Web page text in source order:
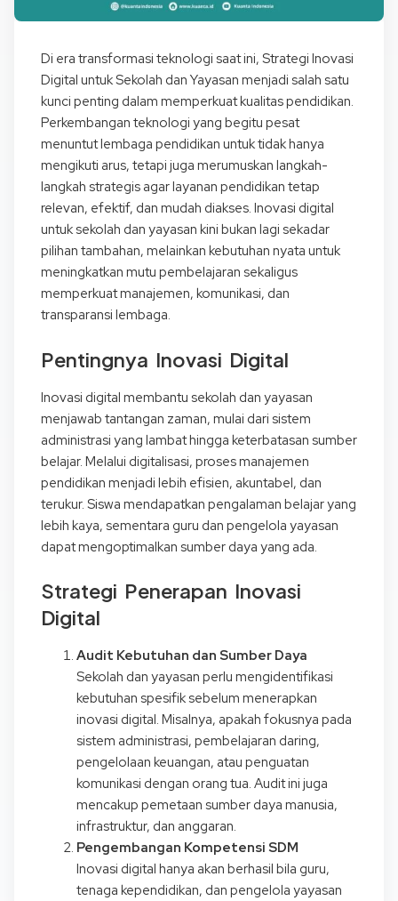
Di era transformasi teknologi saat ini, Strategi Inovasi
Digital untuk Sekolah dan Yayasan menjadi salah satu
kunci penting dalam memperkuat kualitas pendidikan.
Perkembangan teknologi yang begitu pesat
menuntut lembaga pendidikan untuk tidak hanya
mengikuti arus, tetapi juga merumuskan langkah-
langkah strategis agar layanan pendidikan tetap
relevan, efektif, dan mudah diakses. Inovasi digital
untuk sekolah dan yayasan kini bukan lagi sekadar
pilihan tambahan, melainkan kebutuhan nyata untuk
meningkatkan mutu pembelajaran sekaligus
memperkuat manajemen, komunikasi, dan
transparansi lembaga.
Pentingnya Inovasi Digital
Inovasi digital membantu sekolah dan yayasan
menjawab tantangan zaman, mulai dari sistem
administrasi yang lambat hingga keterbatasan sumber
belajar. Melalui digitalisasi, proses manajemen
pendidikan menjadi lebih efisien, akuntabel, dan
terukur. Siswa mendapatkan pengalaman belajar yang
lebih kaya, sementara guru dan pengelola yayasan
dapat mengoptimalkan sumber daya yang ada.
Strategi Penerapan Inovasi
Digital
Audit Kebutuhan dan Sumber Daya
Sekolah dan yayasan perlu mengidentifikasi
kebutuhan spesifik sebelum menerapkan
inovasi digital. Misalnya, apakah fokusnya pada
sistem administrasi, pembelajaran daring,
pengelolaan keuangan, atau penguatan
komunikasi dengan orang tua. Audit ini juga
mencakup pemetaan sumber daya manusia,
infrastruktur, dan anggaran.
Pengembangan Kompetensi SDM
Inovasi digital hanya akan berhasil bila guru,
tenaga kependidikan, dan pengelola yayasan